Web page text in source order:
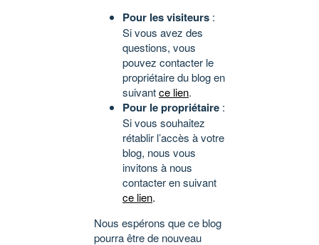
Pour les visiteurs :
Si vous avez des
questions, vous
pouvez contacter le
propriétaire du blog en
suivantce lien.
Pour le propriétaire :
Si vous souhaitez
rétablir l’accès à votre
blog, nous vous
invitons à nous
contacter en suivant
ce lien.
Nous espérons que ce blog
pourra être de nouveau